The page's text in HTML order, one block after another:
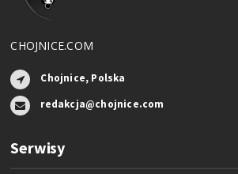
CHOJNICE.COM
Chojnice, Polska
redakcja@chojnice.com
Serwisy